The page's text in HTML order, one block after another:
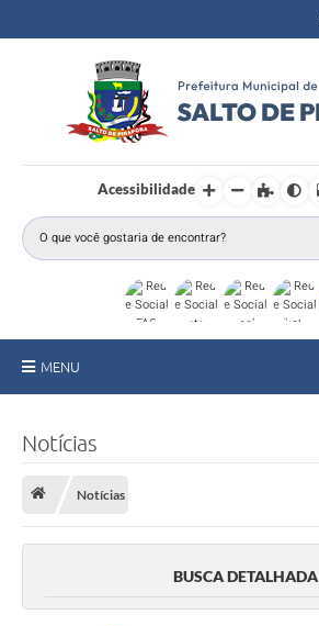
Acessibilidade
MENU
Licitação e Compras
Legislação
Notícias
Notícias
BUSCA DETALHADA